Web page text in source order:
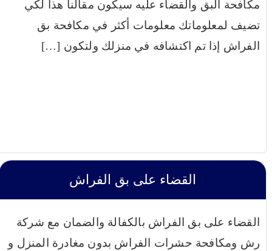
مكافحة البق والقضاء عليه سيكون مقالنا هذا لكي
تضيف لمعلوماتك معلومات أكثر في مكافحة بق
الفراش إذا تم اكتشافه في منزلك ولتكون […]
القضاء على بق الفراش
القضاء على بق الفراش بالكفالة والضمان مع شركة
رش ومكافحة حشرات الفراش بدون مغادرة المنزل و